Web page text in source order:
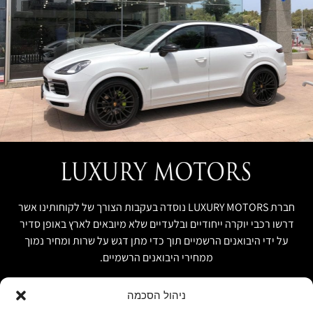
ניהול הסכמה
חברת LUXURY MOTORS נוסדה בעקבות הצורך של לקוחותינו אשר
דרשו רכבי יוקרה ייחודיים ובלעדיים שלא מיובאים לארץ באופן סדיר
על ידי היבואנים הרשמיים תוך כדי מתן דגש על שרות ומחיר נמוך
ממחירי היבואנים הרשמיים.